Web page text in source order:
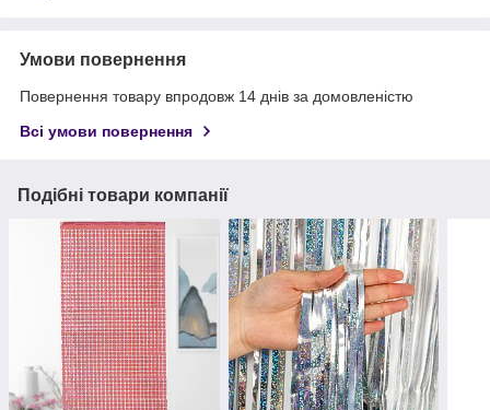
Умови повернення
Повернення товару впродовж 14 днів за домовленістю
Всі умови повернення
Подібні товари компанії